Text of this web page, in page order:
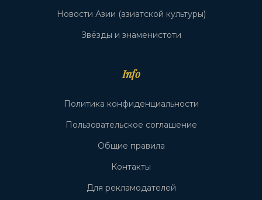
Новости Азии (азиатской культуры)
Звёзды и знаменистоти
Info
Политика конфиденциальности
Пользовательское соглашение
Общие правила
Контакты
Для рекламодателей